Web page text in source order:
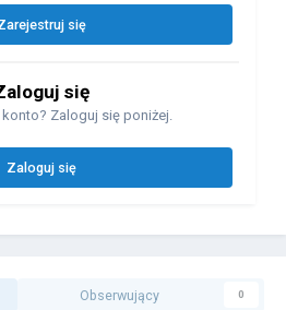
się
się
Zaloguj się poniżej.
Zaloguj się
Obserwujący 0